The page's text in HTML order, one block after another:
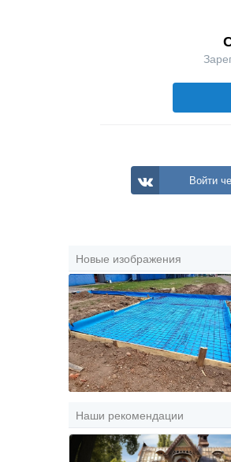
Войти
Новые изображения
Наши рекомендации